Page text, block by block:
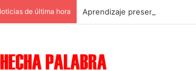
de última hora Aprendizaje presencial vs. por